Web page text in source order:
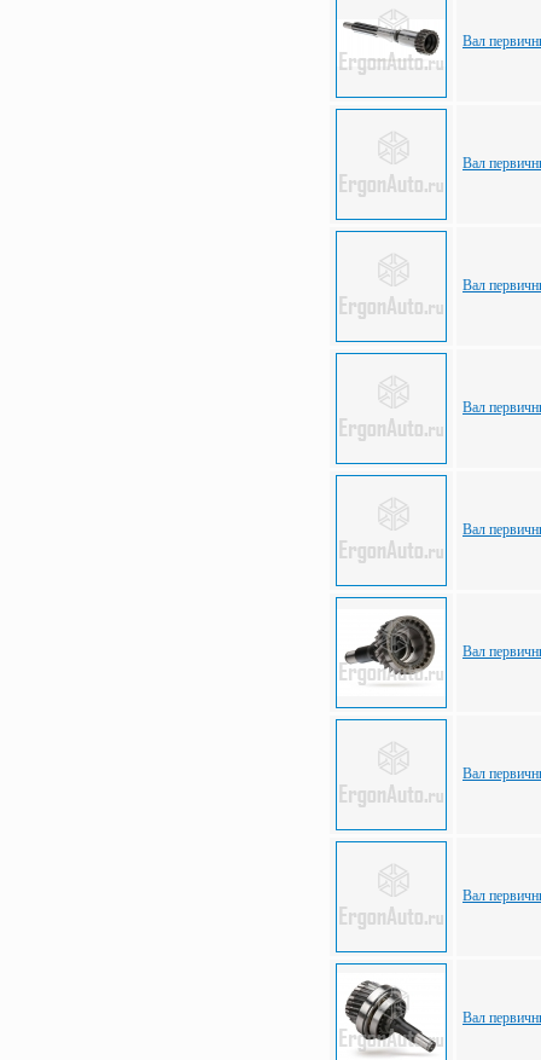
Вал
Вал
Вал
Вал
Вал
Вал
Вал
Вал
Вал